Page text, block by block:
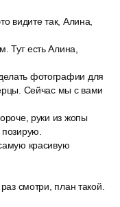
видите так, Алина,
Тут есть Алина,
фотографии для
Сейчас мы с вами
руки из жопы
красивую
смотри, план такой.